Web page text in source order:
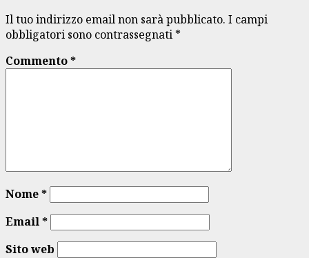
Il tuo indirizzo email non sarà pubblicato. I campi
obbligatori sono contrassegnati *
Commento*
Nome*
Email*
Sito web